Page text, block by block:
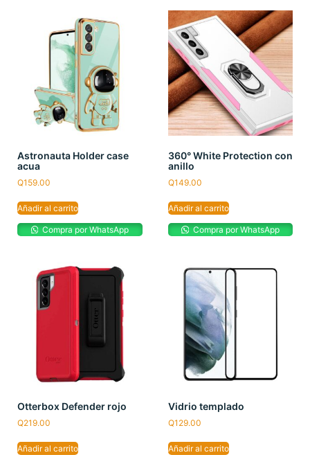
Astronauta Holder case
acua
Q159.00
Añadir al carrito
Compra por WhatsApp
360° White Protection con
anillo
Q149.00
Añadir al carrito
Compra por WhatsApp
Otterbox Defender rojo
Q219.00
Añadir al carrito
Vidrio templado
Q129.00
Añadir al carrito